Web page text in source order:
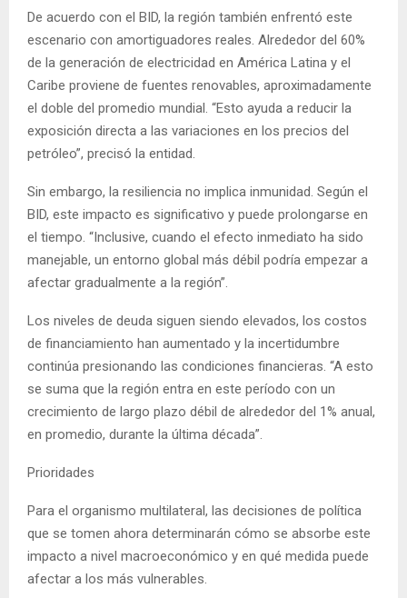
De acuerdo con el BID, la región también enfrentó este
escenario con amortiguadores reales. Alrededor del 60%
de la generación de electricidad en América Latina y el
Caribe proviene de fuentes renovables, aproximadamente
el doble del promedio mundial. “Esto ayuda a reducir la
exposición directa a las variaciones en los precios del
petróleo”, precisó la entidad.
Sin embargo, la resiliencia no implica inmunidad. Según el
BID, este impacto es significativo y puede prolongarse en
el tiempo. “Inclusive, cuando el efecto inmediato ha sido
manejable, un entorno global más débil podría empezar a
afectar gradualmente a la región”.
Los niveles de deuda siguen siendo elevados, los costos
de financiamiento han aumentado y la incertidumbre
continúa presionando las condiciones financieras. “A esto
se suma que la región entra en este período con un
crecimiento de largo plazo débil de alrededor del 1% anual,
en promedio, durante la última década”.
Prioridades
Para el organismo multilateral, las decisiones de política
que se tomen ahora determinarán cómo se absorbe este
impacto a nivel macroeconómico y en qué medida puede
afectar a los más vulnerables.